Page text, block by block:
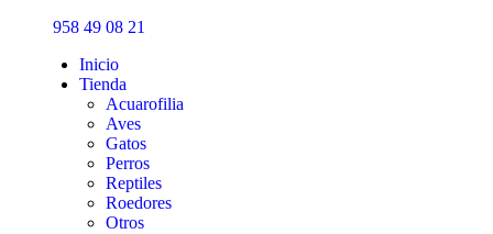
958 49 08 21
Inicio
Tienda
Acuarofilia
Aves
Gatos
Perros
Reptiles
Roedores
Otros
Inicio